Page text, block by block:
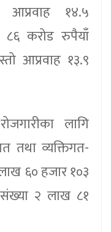
आप्रवाह १४.५
८६ करोड रुपैयाँ
आप्रवाह १३.९
लागि
तथा व्यक्तिगत-
६० हजार १०३
२ लाख ८१